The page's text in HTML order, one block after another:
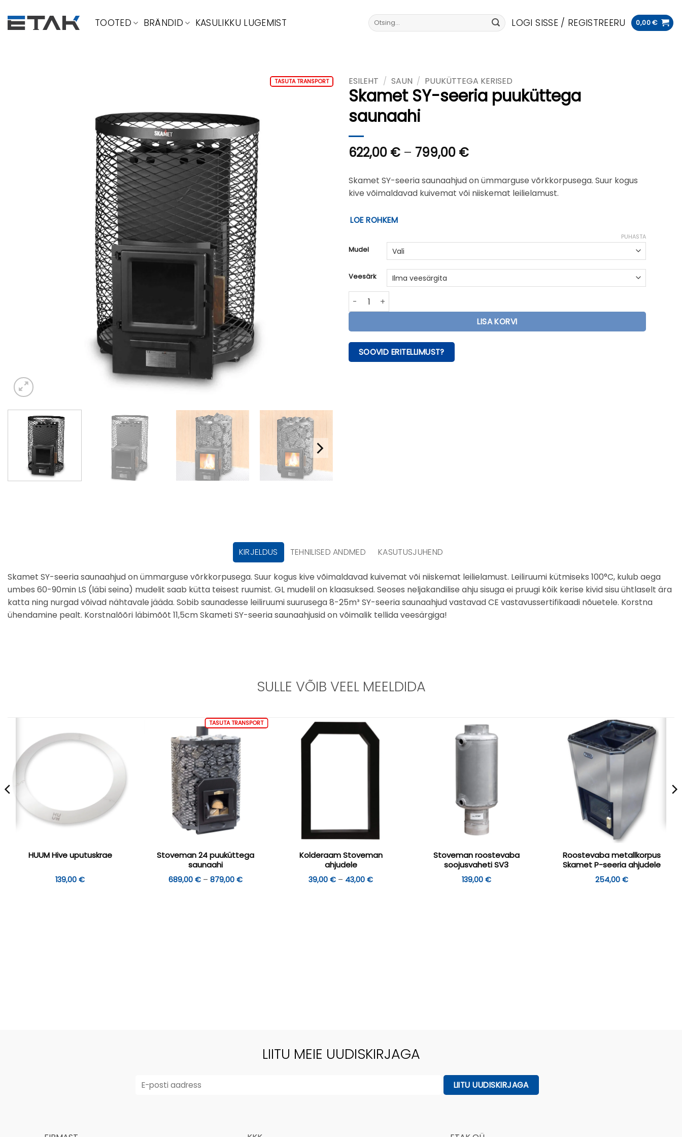
to
content
TOOTED BRÄNDID KASULIKKU LUGEMIST Otsi: LOGI SISSE / REGISTREERU 0,00€
TASUTA TRANSPORT ESILEHT / SAUN / PUUKÜTTEGA KERISED
Skamet SY-seeria puuküttega
saunaahi
622,00 € – 799,00 €Hinnavahemik:
kuni
799,00 €
Skamet SY-seeria saunaahjud on ümmarguse võrkkorpusega. Suur kogus
kive võimaldavad kuivemat või niiskemat leilielamust.
LOE ROHKEM
Mudel
Veesärk
PUHASTA
Skamet SY-seeria puuküttega saunaahi kogus
LISA KORVI
SOOVID ERITELLIMUST?
KIRJELDUS TEHNILISED ANDMED KASUTUSJUHEND
Skamet SY-seeria saunaahjud on ümmarguse võrkkorpusega. Suur kogus kive võimaldavad kuivemat või niiskemat leilielamust. Leiliruumi kütmiseks 100°C, kulub aega
umbes 60-90min LS (läbi seina) mudelit saab kütta teisest ruumist. GL mudelil on klaasuksed. Seoses neljakandilise ahju sisuga ei pruugi kõik kerise kivid sisu ühtlaselt ära
katta ning nurgad võivad nähtavale jääda. Sobib saunadesse leiliruumi suurusega 8-25m³ SY-seeria saunaahjud vastavad CE vastavussertifikaadi nõuetele. Korstna
ühendamine pealt. Korstnalõõri läbimõõt 11,5cm Skameti SY-seeria saunaahjusid on võimalik tellida veesärgiga!
SULLE VÕIB VEEL MEELDIDA
HUUM Hive uputuskrae
139,00€
TASUTA TRANSPORT
Stoveman 24 puuküttega
saunaahi
689,00€ – 879,00€Hinnavahemik:
Kolderaam Stoveman
ahjudele
39,00€ – 43,00€Hinnavahemik:
Stoveman roostevaba
soojusvaheti SV3
139,00 €
Roostevaba metallkorpus
Skamet P-seeria ahjudele
254,00€
LIITU MEIE UUDISKIRJAGA